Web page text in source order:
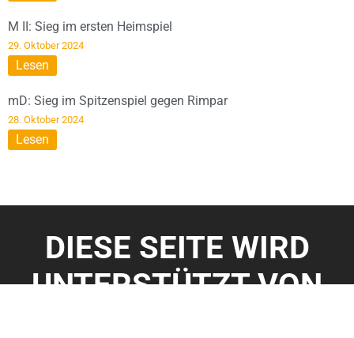
M II: Sieg im ersten Heimspiel
29. Oktober 2024
Lesen
mD: Sieg im Spitzenspiel gegen Rimpar
28. Oktober 2024
Lesen
DIESE SEITE WIRD
UNTERSTÜTZT VON